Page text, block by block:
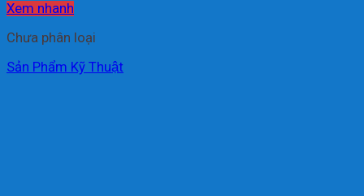
Xem nhanh
Chưa phân loại
Sản Phẩm Kỹ Thuật